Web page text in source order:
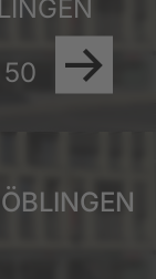
Adagio
h